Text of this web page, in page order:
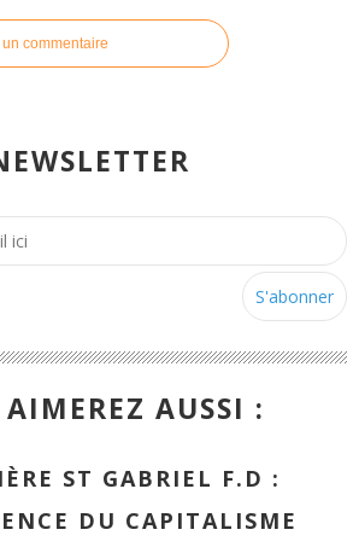
commentaire
AUSSI :
ST GABRIEL F.D :
DU CAPITALISME